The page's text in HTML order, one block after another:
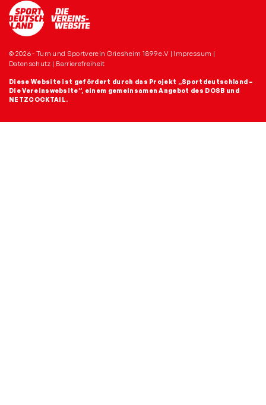
© 2026 - Turn und Sportverein Griesheim 1899 e.V | Impressum |
Datenschutz | Barrierefreiheit
Diese Website ist gefördert durch das Projekt „Sportdeutschland –
Die Vereinswebsite”, einem gemeinsamen Angebot des DOSB und
NETZCOCKTAIL.